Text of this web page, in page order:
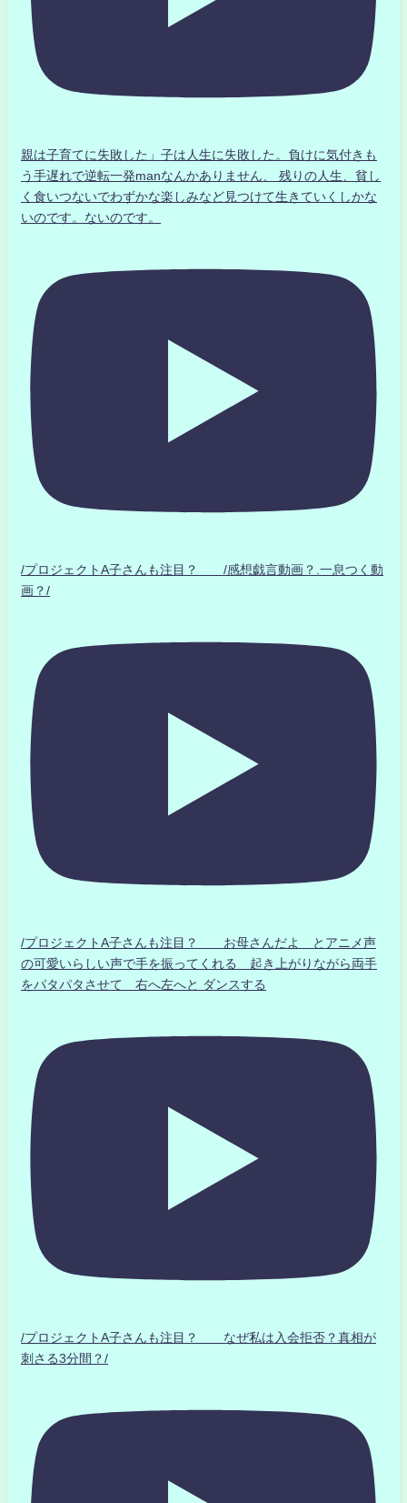
親は子育てに失敗した」子は人生に失敗した。負けに気付きも
う手遅れで逆転一発manなんかありません、 残りの人生、貧し
く食いつないでわずかな楽しみなど見つけて生きていくしかな
いのです。ないのです。
/プロジェクトA子さんも注目？ /感想戯言動画？.一息つく動
画？/
/プロジェクトA子さんも注目？ お母さんだよ とアニメ声
の可愛いらしい声で手を振ってくれる 起き上がりながら両手
をパタパタさせて 右へ左へと ダンスする
/プロジェクトA子さんも注目？ なぜ私は入会拒否？真相が
刺さる3分間？/